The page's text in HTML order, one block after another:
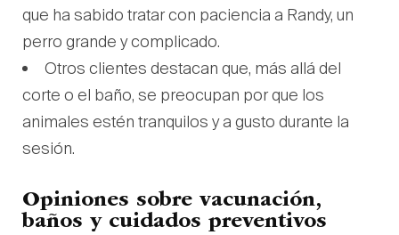
que ha sabido tratar con paciencia a Randy, un
perro grande y complicado.
Otros clientes destacan que, más allá del
corte o el baño, se preocupan por que los
animales estén tranquilos y a gusto durante la
sesión.
Opiniones sobre vacunación,
baños y cuidados preventivos